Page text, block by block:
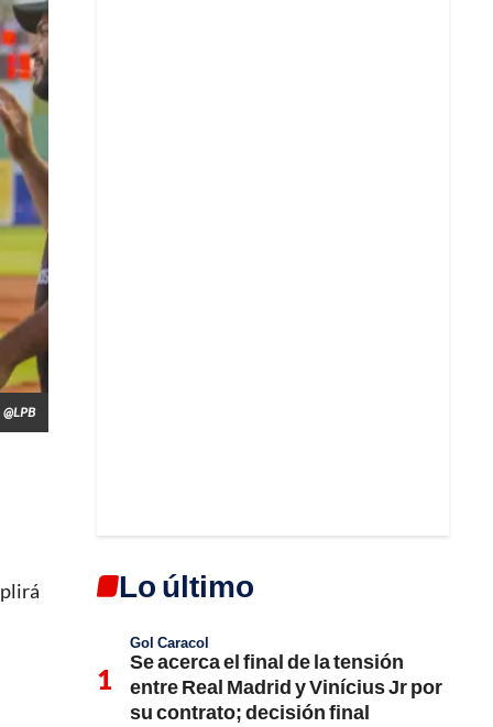
@LPB
Lo último
Gol Caracol
Se acerca el final de la tensión
entre Real Madrid y Vinícius Jr por
su contrato; decisión final